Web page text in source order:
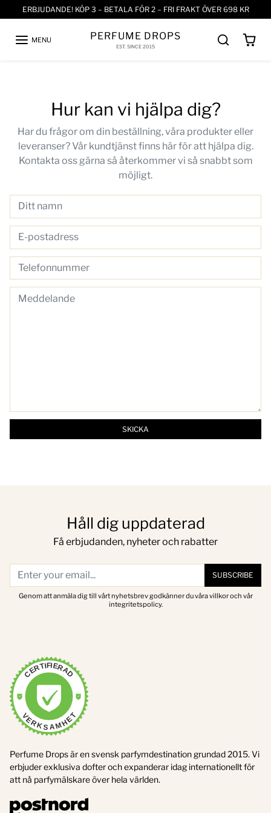
Skip to content
ERBJUDANDE! KÖP 3 – BETALA FÖR 2 – FRI FRAKT ÖVER 698 KR
MENU PERFUME DROPS
EST. SINCE 2015
Hur kan vi hjälpa dig?
Har du frågor om din beställning, våra produkter eller
leveranser? Vår kundtjänst finns här för att hjälpa dig.
Kontakta oss gärna så återkommer vi så snabbt som
möjligt.
SKICKA
Håll dig uppdaterad
Få erbjudanden, nyheter och rabatter
SUBSCRIBE
Genom att anmäla dig till vårt nyhetsbrev godkänner du våra villkor och vår
integritetspolicy.
CERTIFIERAD
VERKSAMHET
Perfume Drops är en svensk parfymdestination grundad 2015. Vi
erbjuder exklusiva dofter och expanderar idag internationellt för
att nå parfymälskare över hela världen.